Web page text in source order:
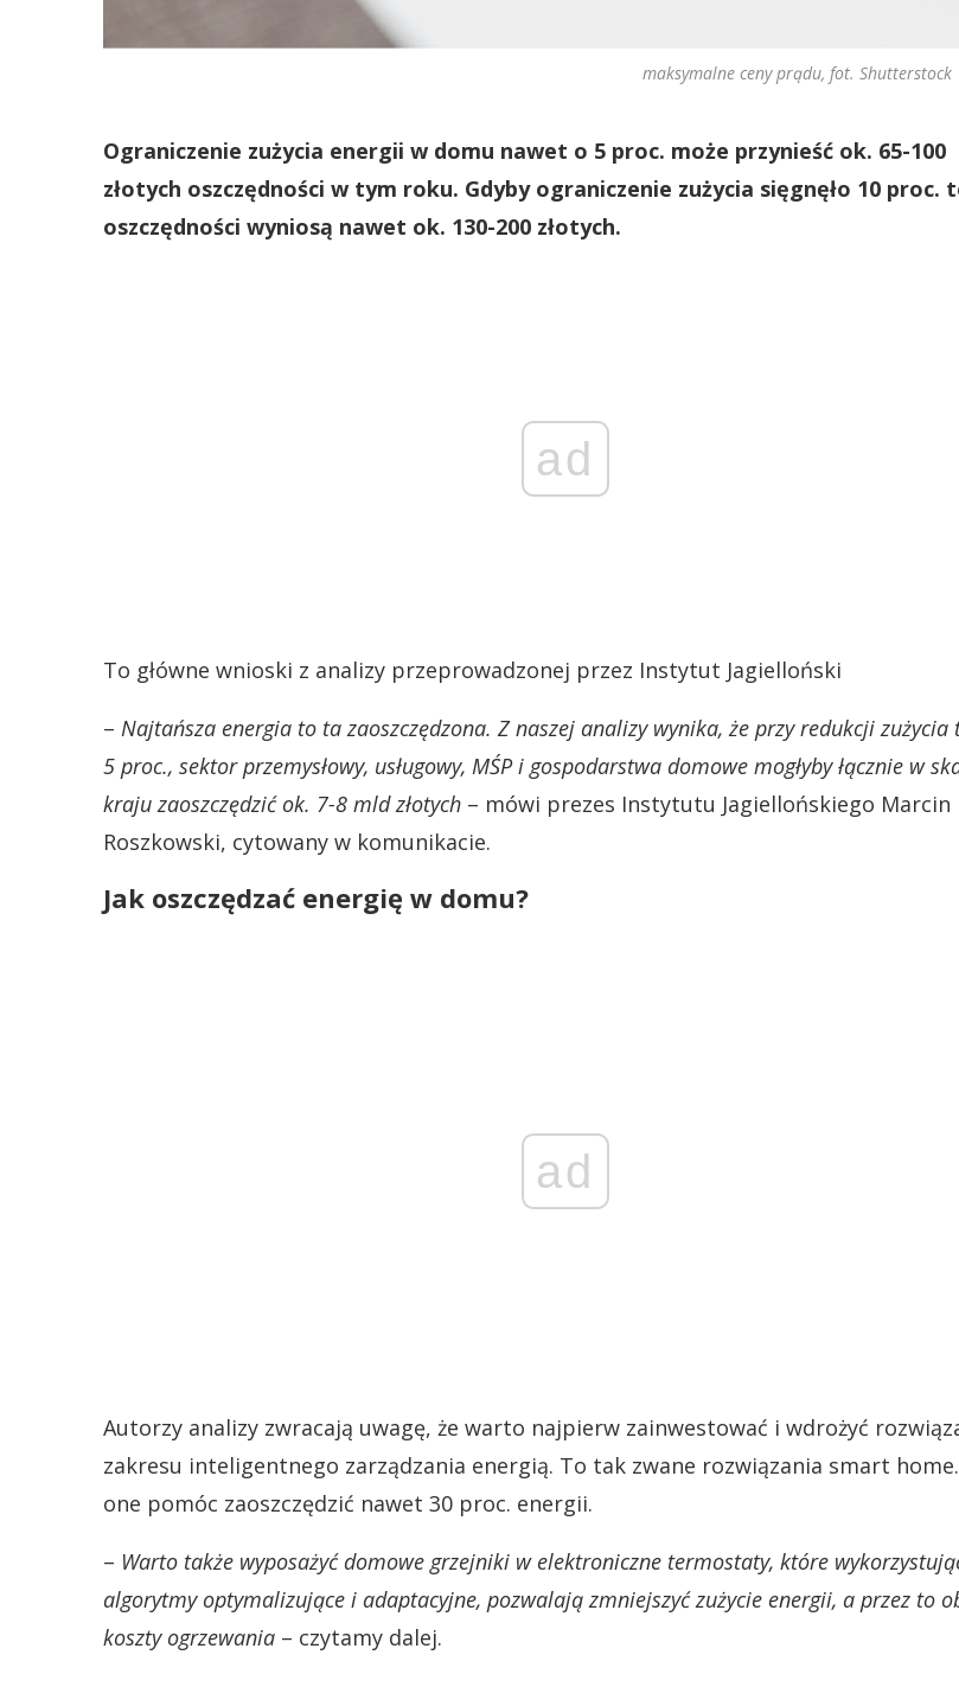
maksymalne ceny prądu, fot. Shutterstock
Ograniczenie zużycia energii w domu nawet o 5 proc. może przynieść ok. 65-100
złotych oszczędności w tym roku. Gdyby ograniczenie zużycia sięgnęło 10 proc.
oszczędności wyniosą nawet ok. 130-200 złotych.
ad
To główne wnioski z analizy przeprowadzonej przez Instytut Jagielloński
– Najtańsza energia to ta zaoszczędzona. Z naszej analizy wynika, że przy redukcji zużycia
5 proc., sektor przemysłowy, usługowy, MŚP i gospodarstwa domowe mogłyby łącznie w
kraju zaoszczędzić ok. 7-8 mld złotych – mówi prezes Instytutu Jagiellońskiego Marcin
Roszkowski, cytowany w komunikacie.
Jak oszczędzać energię w domu?
ad
Autorzy analizy zwracają uwagę, że warto najpierw zainwestować i wdrożyć
zakresu inteligentnego zarządzania energią. To tak zwane rozwiązania smart
one pomóc zaoszczędzić nawet 30 proc. energii.
– Warto także wyposażyć domowe grzejniki w elektroniczne termostaty, które
algorytmy optymalizujące i adaptacyjne, pozwalają zmniejszyć zużycie energii, a przez to
koszty ogrzewania – czytamy dalej.